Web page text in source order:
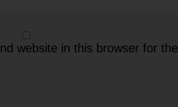
website in this browser for the